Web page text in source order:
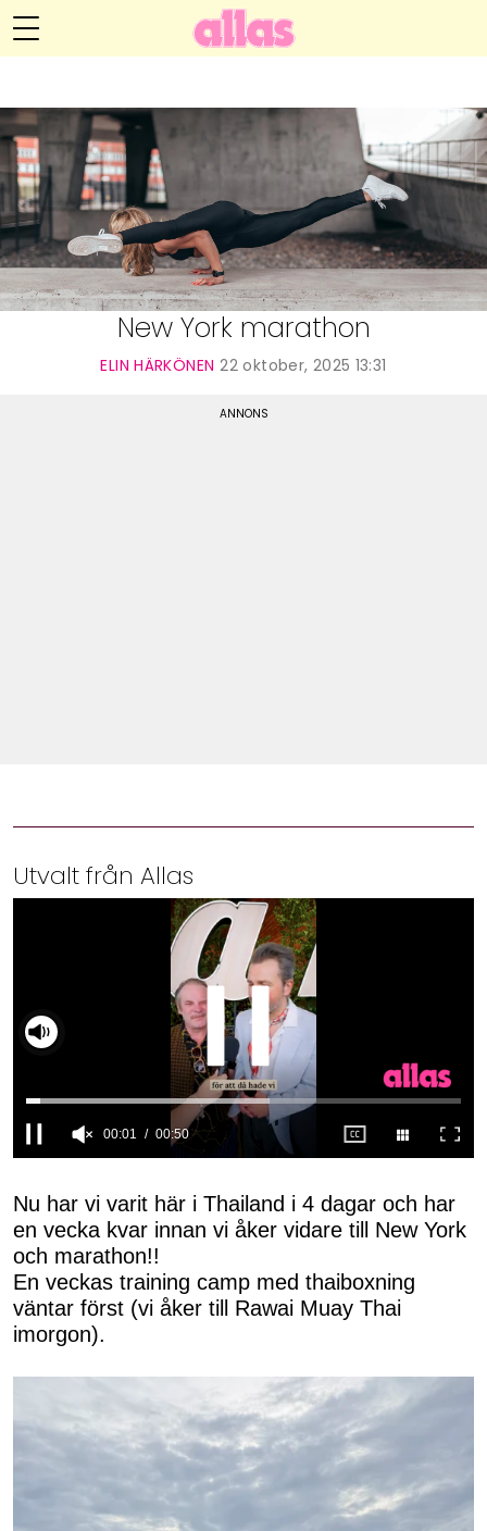
Hälsa
Relationer
Handarbete
Elin Härkönens blogg
Hem
Om Elin
Kategorier
Arkiv
Kontakt
New York marathon
ELIN HÄRKÖNEN 22 oktober, 2025 13:31
Utvalt från Allas
of
50
seconds
00:02 00:50
Nu har vi varit här i Thailand i 4 dagar och har
en vecka kvar innan vi åker vidare till New York
och marathon!!
En veckas training camp med thaiboxning
väntar först (vi åker till Rawai Muay Thai
imorgon).